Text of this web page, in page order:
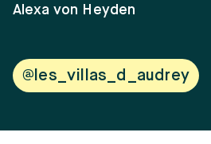
Alexa von Heyden
@les_villas_d_audrey